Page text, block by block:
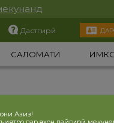
Дастгирӣ
САЛОМАТИ
Азиз!